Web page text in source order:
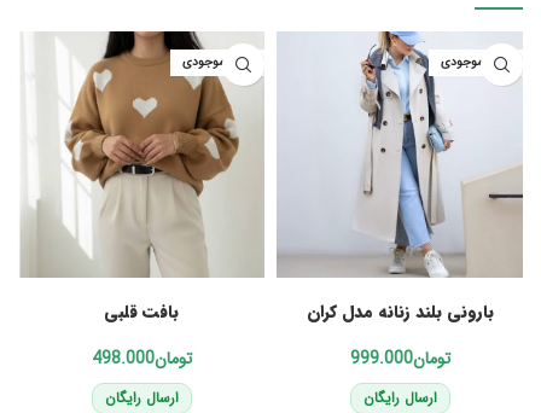
اتمام موجودی
بارونی بلند زنانه مدل کران
تومان
ارسال رایگان
اتمام موجودی
بافت قلبی
تومان
ارسال رایگان